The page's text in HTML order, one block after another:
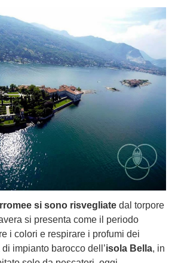
si sono risvegliate dal torpore
si presenta come il periodo
i colori e respirare i profumi dei
impianto barocco dell’isola Bella, in